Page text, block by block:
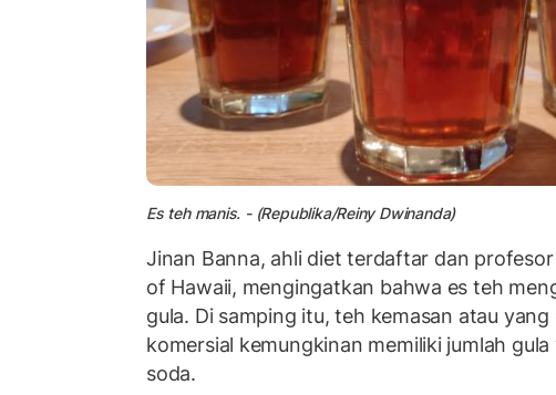
Es teh manis. - (Republika/Reiny Dwinanda)
Jinan Banna, ahli diet terdaftar dan
of Hawaii, mengingatkan bahwa es teh
gula. Di samping itu, teh kemasan atau yang
komersial kemungkinan memiliki jumlah
soda.